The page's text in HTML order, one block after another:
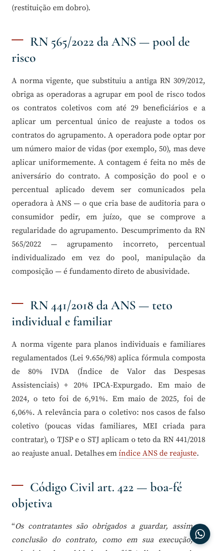
(restituição em dobro).
RN 565/2022 da ANS — pool de
risco
A norma vigente, que substituiu a antiga RN 309/2012,
obriga as operadoras a agrupar em pool de risco todos
os contratos coletivos com até 29 beneficiários e a
aplicar um percentual único de reajuste a todos os
contratos do agrupamento. A operadora pode optar por
um número maior de vidas (por exemplo, 50), mas deve
aplicar uniformemente. A contagem é feita no mês de
aniversário do contrato. A composição do pool e o
percentual aplicado devem ser comunicados pela
operadora à ANS — o que cria base de auditoria para o
consumidor pedir, em juízo, que se comprove a
regularidade do agrupamento. Descumprimento da RN
565/2022 — agrupamento incorreto, percentual
individualizado em vez do pool, manipulação da
composição — é fundamento direto de abusividade.
RN 441/2018 da ANS — teto
individual e familiar
A norma vigente para planos individuais e familiares
regulamentados (Lei 9.656/98) aplica fórmula composta
de 80% IVDA (Índice de Valor das Despesas
Assistenciais) + 20% IPCA-Expurgado. Em maio de
2024, o teto foi de 6,91%. Em maio de 2025, foi de
6,06%. A relevância para o coletivo: nos casos de falso
coletivo (poucas vidas familiares, MEI criada para
contratar), o TJSP e o STJ aplicam o teto da RN 441/2018
ao reajuste anual. Detalhes emíndice ANS de reajuste.
Código Civil art. 422 — boa-fé
objetiva
“Os contratantes são obrigados a guardar, assim na
conclusão do contrato, como em sua execução, os